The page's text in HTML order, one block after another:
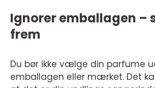
Ignorer emballagen –
frem
Du bør ikke vælge din parfume
emballagen eller mærket. Det